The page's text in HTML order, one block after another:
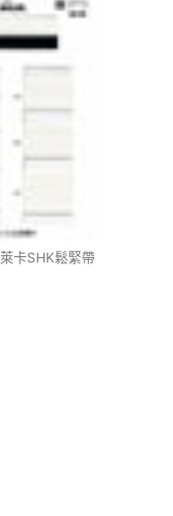
萊卡SHK鬆緊帶